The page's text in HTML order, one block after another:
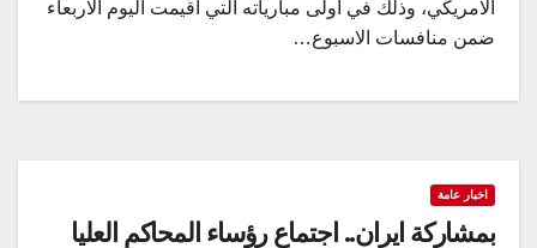
الامريكي، وذلك في اولى مبارياته التي اقيمت اليوم الاربعاء
ضمن منافسات الاسبوع…
اخبار عامة
بمشاركة ايران.. اجتماع رؤساء المحاكم العليا